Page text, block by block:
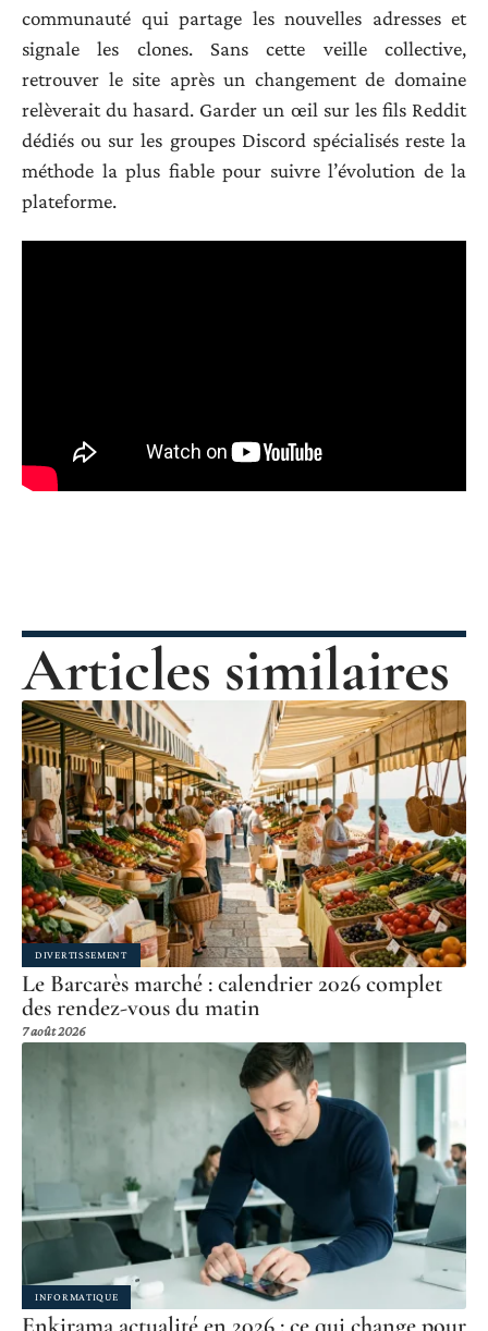
communauté qui partage les nouvelles adresses et
signale les clones. Sans cette veille collective,
retrouver le site après un changement de domaine
relèverait du hasard. Garder un œil sur les fils Reddit
dédiés ou sur les groupes Discord spécialisés reste la
méthode la plus fiable pour suivre l’évolution de la
plateforme.
Articles similaires
DIVERTISSEMENT
Le Barcarès marché : calendrier 2026 complet
des rendez-vous du matin
7 août 2026
INFORMATIQUE